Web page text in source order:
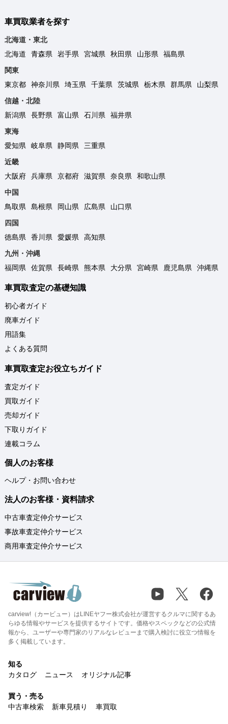
車買取業者を探す
北海道・東北
北海道
青森県 岩手県 宮城県 秋田県 山形県
福島県
関東
東京都
神奈川県 埼玉県 千葉県 茨城県 栃木県 群馬県
山梨県
信越・北陸
新潟県
長野県 富山県 石川県
福井県
東海
愛知県
岐阜県 静岡県
三重県
近畿
大阪府
兵庫県 京都府 滋賀県 奈良県
和歌山県
中国
鳥取県
島根県 岡山県 広島県
山口県
四国
徳島県
香川県 愛媛県
高知県
九州・沖縄
福岡県
佐賀県 長崎県 熊本県 大分県 宮崎県 鹿児島県 沖縄県
車買取査定の基礎知識
初心者ガイド
廃車ガイド
用語集
よくある質問
車買取査定お役立ちガイド
査定ガイド
買取ガイド
売却ガイド
下取りガイド
連載コラム
個人のお客様
ヘルプ・お問い合わせ
法人のお客様・資料請求
中古車査定仲介サービス
事故車査定仲介サービス
商用車査定仲介サービス
carview!（カービュー）はLINEヤフー株式会社が運営するクルマに関するあ
らゆる情報やサービスを提供するサイトです。価格やスペックなどの公式情
報から、ユーザーや専門家のリアルなレビューまで購入検討に役立つ情報を
多く掲載しています。
知る
カタログ
ニュース オリジナル記事
買う・売る
中古車検索
新車見積り 車買取